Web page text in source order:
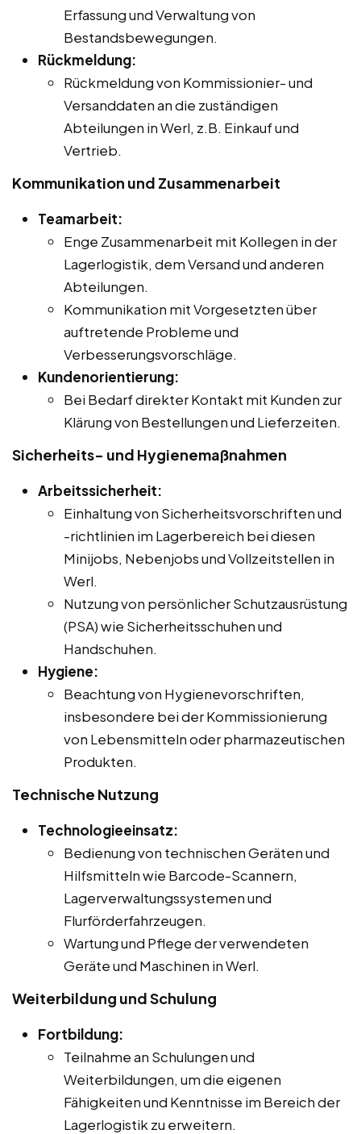
Erfassung und Verwaltung von
Bestandsbewegungen.
Rückmeldung:
Rückmeldung von Kommissionier- und
Versanddaten an die zuständigen
Abteilungen in Werl, z.B. Einkauf und
Vertrieb.
Kommunikation und Zusammenarbeit
Teamarbeit:
Enge Zusammenarbeit mit Kollegen in der
Lagerlogistik, dem Versand und anderen
Abteilungen.
Kommunikation mit Vorgesetzten über
auftretende Probleme und
Verbesserungsvorschläge.
Kundenorientierung:
Bei Bedarf direkter Kontakt mit Kunden zur
Klärung von Bestellungen und Lieferzeiten.
Sicherheits- und Hygienemaßnahmen
Arbeitssicherheit:
Einhaltung von Sicherheitsvorschriften und
-richtlinien im Lagerbereich bei diesen
Minijobs, Nebenjobs und Vollzeitstellen in
Werl.
Nutzung von persönlicher Schutzausrüstung
(PSA) wie Sicherheitsschuhen und
Handschuhen.
Hygiene:
Beachtung von Hygienevorschriften,
insbesondere bei der Kommissionierung
von Lebensmitteln oder pharmazeutischen
Produkten.
Technische Nutzung
Technologieeinsatz:
Bedienung von technischen Geräten und
Hilfsmitteln wie Barcode-Scannern,
Lagerverwaltungssystemen und
Flurförderfahrzeugen.
Wartung und Pflege der verwendeten
Geräte und Maschinen in Werl.
Weiterbildung und Schulung
Fortbildung:
Teilnahme an Schulungen und
Weiterbildungen, um die eigenen
Fähigkeiten und Kenntnisse im Bereich der
Lagerlogistik zu erweitern.